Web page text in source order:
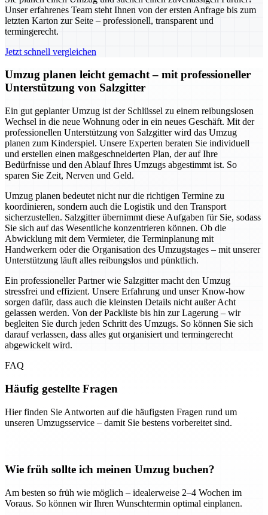
Unser erfahrenes Team steht Ihnen von der ersten Anfrage bis zum
letzten Karton zur Seite – professionell, transparent und
termingerecht.
Jetzt schnell vergleichen
Umzug planen leicht gemacht – mit professioneller
Unterstützung von Salzgitter
Ein gut geplanter Umzug ist der Schlüssel zu einem reibungslosen
Wechsel in die neue Wohnung oder in ein neues Geschäft. Mit der
professionellen Unterstützung von Salzgitter wird das Umzug
planen zum Kinderspiel. Unsere Experten beraten Sie individuell
und erstellen einen maßgeschneiderten Plan, der auf Ihre
Bedürfnisse und den Ablauf Ihres Umzugs abgestimmt ist. So
sparen Sie Zeit, Nerven und Geld.
Umzug planen bedeutet nicht nur die richtigen Termine zu
koordinieren, sondern auch die Logistik und den Transport
sicherzustellen. Salzgitter übernimmt diese Aufgaben für Sie, sodass
Sie sich auf das Wesentliche konzentrieren können. Ob die
Abwicklung mit dem Vermieter, die Terminplanung mit
Handwerkern oder die Organisation des Umzugstages – mit unserer
Unterstützung läuft alles reibungslos und pünktlich.
Ein professioneller Partner wie Salzgitter macht den Umzug
stressfrei und effizient. Unsere Erfahrung und unser Know-how
sorgen dafür, dass auch die kleinsten Details nicht außer Acht
gelassen werden. Von der Packliste bis hin zur Lagerung – wir
begleiten Sie durch jeden Schritt des Umzugs. So können Sie sich
darauf verlassen, dass alles gut organisiert und termingerecht
abgewickelt wird.
FAQ
Häufig gestellte Fragen
Hier finden Sie Antworten auf die häufigsten Fragen rund um
unseren Umzugsservice – damit Sie bestens vorbereitet sind.
Wie früh sollte ich meinen Umzug buchen?
Am besten so früh wie möglich – idealerweise 2–4 Wochen im
Voraus. So können wir Ihren Wunschtermin optimal einplanen.